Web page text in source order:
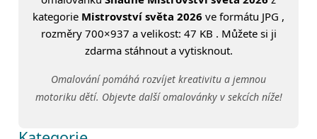
kategorie Mistrovství světa 2026 ve formátu JPG ,
rozměry 700×937 a velikost: 47 KB . Můžete si ji
zdarma stáhnout a vytisknout.
Omalování pomáhá rozvíjet kreativitu a jemnou
motoriku dětí. Objevte další omalovánky v sekcích níže!